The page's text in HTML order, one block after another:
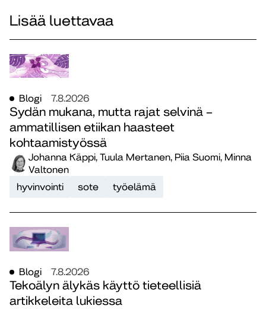
Lisää luettavaa
Blogi 7.8.2026
Sydän mukana, mutta rajat selvinä –
ammatillisen etiikan haasteet
kohtaamistyössä
Johanna Käppi, Tuula Mertanen, Piia Suomi, Minna
Valtonen
hyvinvointi
sote työelämä
Blogi 7.8.2026
Tekoälyn älykäs käyttö tieteellisiä
artikkeleita lukiessa